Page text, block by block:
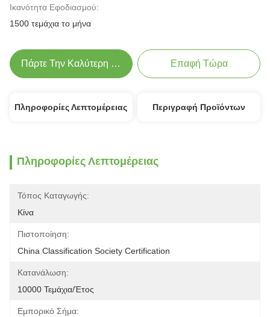
Ικανότητα Εφοδιασμού:
1500 τεμάχια το μήνα
Πάρτε Την Καλύτερη Τιμή Επαφή Τώρα
Πληροφορίες Λεπτομέρειας Περιγραφή Προϊόντων
Πληροφορίες Λεπτομέρειας
Τόπος Καταγωγής:
Κίνα
Πιστοποίηση:
China Classification Society Certification
Κατανάλωση:
10000 Τεμάχια/έτος
Εμπορικό Σήμα: